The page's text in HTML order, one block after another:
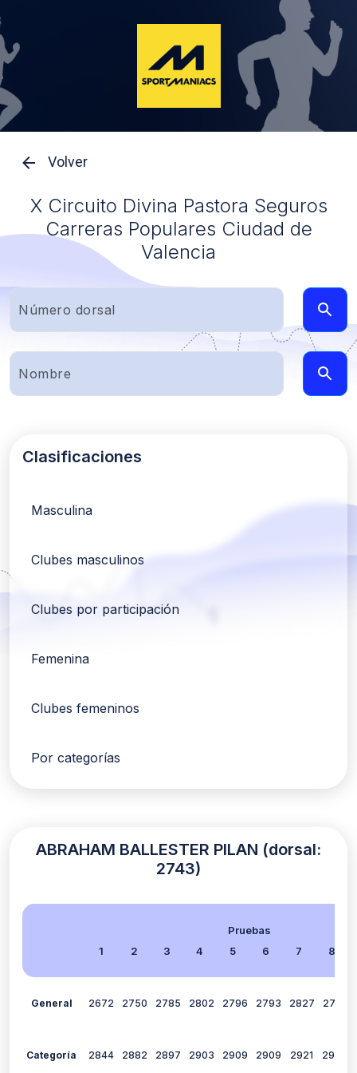
Volver
X Circuito Divina Pastora Seguros
Carreras Populares Ciudad de
Valencia
Clasificaciones
Masculina
Clubes masculinos
Clubes por participación
Femenina
Clubes femeninos
Por categorías
ABRAHAM BALLESTER PILAN (dorsal:
2743)
Pruebas
1
2 3 4 5 6 7 8
General 2672 2750 2785 2802 2796 2793 2827 2796
Categoría 2844 2882 2897 2903 2909 2909 2921 2914